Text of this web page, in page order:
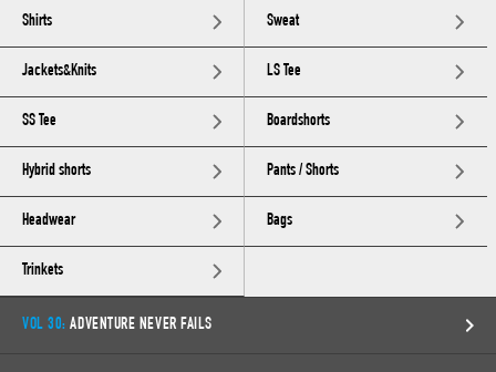
Shirts Sweat
Jackets&Knits LS Tee
SS Tee Boardshorts
Hybrid shorts Pants / Shorts
Headwear Bags
Trinkets
VOL 30: ADVENTURE NEVER FAILS